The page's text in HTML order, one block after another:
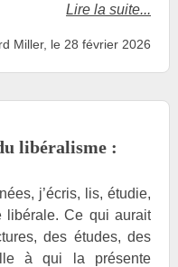
Lire la suite...
Miller, le 28 février 2026
libéralisme :
j’écris, lis, étudie,
libérale. Ce qui aurait
des études, des
à qui la présente